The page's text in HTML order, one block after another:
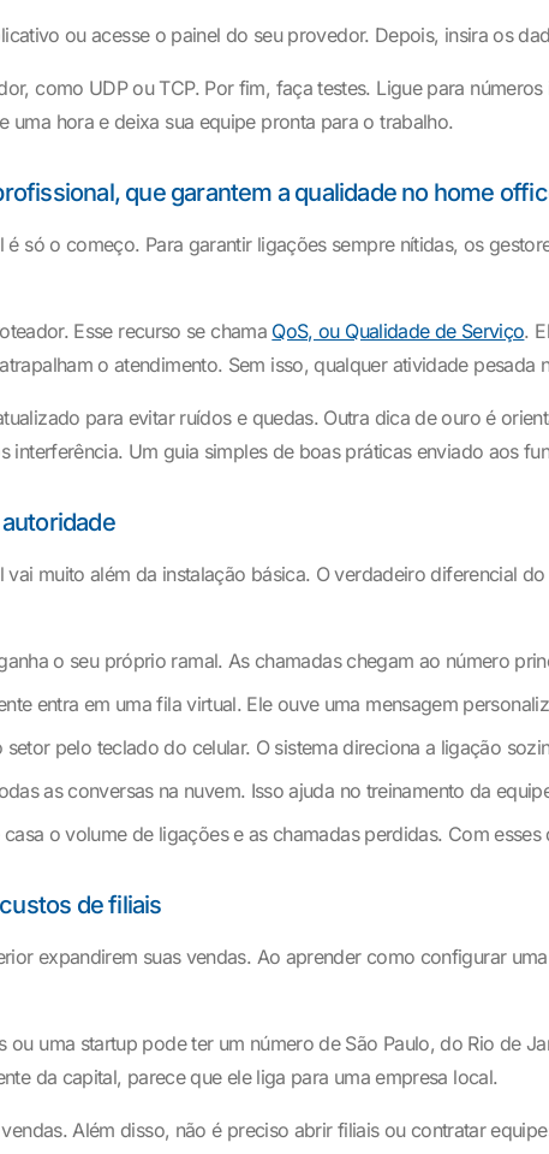
ou acesse o painel do seu provedor. Depois, insira os
como UDP ou TCP. Por fim, faça testes. Ligue para
hora e deixa sua equipe pronta para o trabalho.
que garantem a qualidade no home
só o começo. Para garantir ligações sempre nítidas, os
Esse recurso se chama QoS, ou Qualidade de Serviço.
o atendimento. Sem isso, qualquer atividade pesada
para evitar ruídos e quedas. Outra dica de ouro é
Um guia simples de boas práticas enviado aos
muito além da instalação básica. O verdadeiro diferencial
o seu próprio ramal. As chamadas chegam ao número
entra em uma fila virtual. Ele ouve uma mensagem
setor pelo teclado do celular. O sistema direciona a ligação
as conversas na nuvem. Isso ajuda no treinamento da
o volume de ligações e as chamadas perdidas. Com
de filiais
expandirem suas vendas. Ao aprender como configurar
uma startup pode ter um número de São Paulo, do Rio de
da capital, parece que ele liga para uma empresa local.
Além disso, não é preciso abrir filiais ou contratar